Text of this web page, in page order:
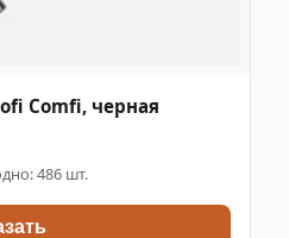
Comfi, черная
486 шт.